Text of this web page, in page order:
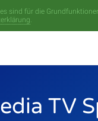
sind für die
.
TV